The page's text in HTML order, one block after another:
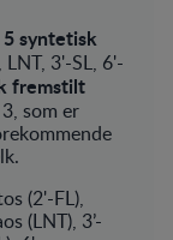
5 syntetisk
3'-SL, 6'-
fremstilt
som er
(2'-FL),
(LNT), 3’-